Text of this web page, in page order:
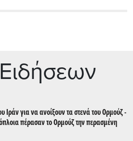
Ιράν για να ανοίξουν τα στενά του Ορμούζ -
πέρασαν το Ορμούζ την περασμένη